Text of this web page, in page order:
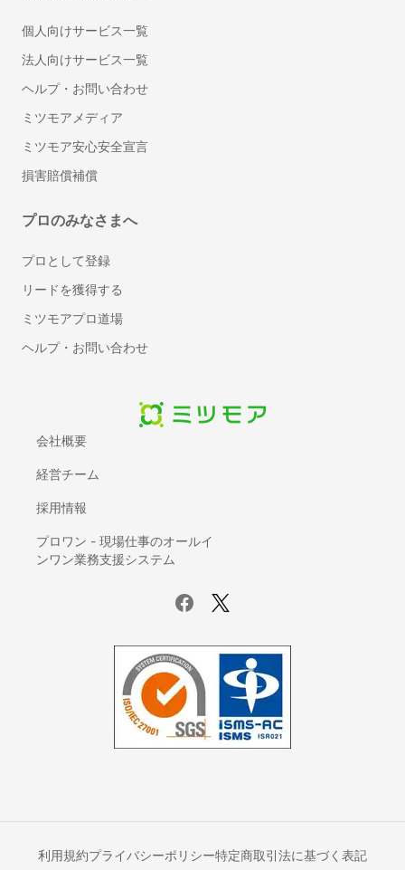
会社概要
経営チーム
採用情報
プロワン - 現場仕事のオールイ
ンワン業務支援システム
個人向けサービス一覧
法人向けサービス一覧
ヘルプ・お問い合わせ
ミツモアメディア
ミツモア安心安全宣言
損害賠償補償
プロのみなさまへ
プロとして登録
リードを獲得する
ミツモアプロ道場
ヘルプ・お問い合わせ
利用規約プライバシーポリシー特定商取引法に基づく表記